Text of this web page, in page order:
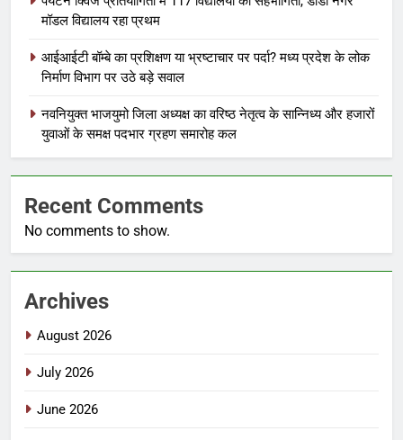
मॉडल विद्यालय रहा प्रथम
आईआईटी बॉम्बे का प्रशिक्षण या भ्रष्टाचार पर पर्दा? मध्य प्रदेश के लोक
निर्माण विभाग पर उठे बड़े सवाल
नवनियुक्त भाजयुमो जिला अध्यक्ष का वरिष्ठ नेतृत्व के सान्निध्य और हजारों
युवाओं के समक्ष पदभार ग्रहण समारोह कल
Recent Comments
No comments to show.
Archives
August 2026
July 2026
June 2026